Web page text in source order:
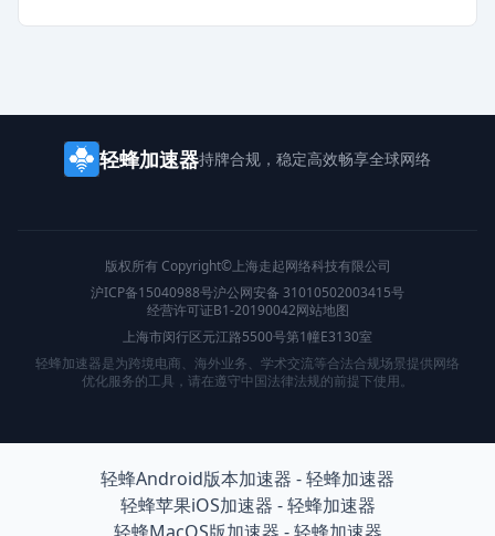
轻蜂加速器持牌合规，稳定高效畅享全球网络
版权所有 Copyright©上海走起网络科技有限公司
沪ICP备15040988号沪公网安备 31010502003415号
经营许可证B1-20190042网站地图
上海市闵行区元江路5500号第1幢E3130室
轻蜂加速器是为跨境电商、海外业务、学术交流等合法合规场景提供网络
优化服务的工具，请在遵守中国法律法规的前提下使用。
轻蜂Android版本加速器 - 轻蜂加速器
轻蜂苹果iOS加速器 - 轻蜂加速器